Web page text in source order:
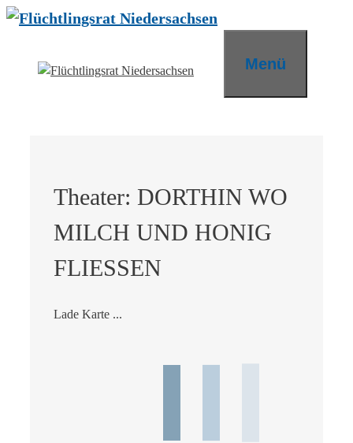
Zum
Menü
Theater: DORTHIN WO
MILCH UND HONIG
FLIESSEN
Lade Karte ...